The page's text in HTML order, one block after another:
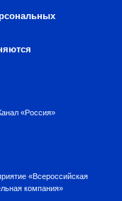
«Россия»
«Всероссийская
компания»